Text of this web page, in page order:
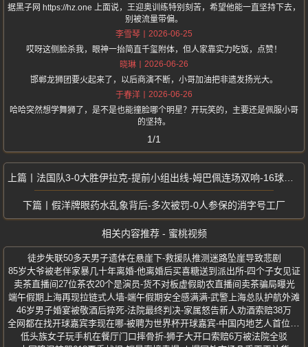
据黑子网 https://hz.one 上面说，王迎奥训练特别刻苦，希望他能一直坚持下去，
别被流量带偏。
李雪琴
2026-06-25
哎呀这侧脸杀我，眼神一抬简直千玺附体，但人家靠实力吃饭，点赞！
晓琳
2026-06-26
邯郸龙狮团要火起来了，以后商演不断，小哥加油把非遗发扬光大。
于春洋
2026-06-26
哈哈突然想学舞狮了，是不是也能撞脸哪个明星？开玩笑的，主要还是佩服小哥
的坚持。
1/1
法国队3-0大胜伊拉克-提前小组出线-姆巴佩连场双响-16球追平克洛泽
假洋牌眼药水乱象背后-多次被罚-0人参保的消字号工厂
相关内容推荐 - 蜜桃视频
徒步失联50多天男子遗体在悬崖下-救援队推测迷路坠崖导致悲剧
85岁大爷被老伴家暴几十年离婚-他离婚后买喜糖送到派出所-四个子女见证
卖茶直播间27位茶农20个是演员-货不对板虚假助农直播间卖茶骗局曝光
端午假期上海再现拉链式人墙-端午假期安全感满满-武警上海总队护航外滩
46岁男子婚宴被敬酒后猝死-法院最终判决-家属怒告新人劝酒索赔38万
低头族女子玩手机在餐厅门口摔骨折-狮子大开口索赔6万被法院全驳